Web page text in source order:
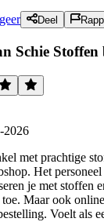
Deel
Schie Stoffen
2026
met prachtige
Het
je met stoffen
toe. Maar ook
Voelt als